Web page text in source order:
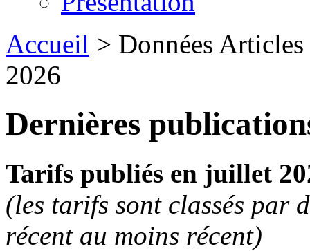
Accueil > Données
2026
Dernières
Tarifs publiés en juillet
(les tarifs sont classés par
récent au moins récent)